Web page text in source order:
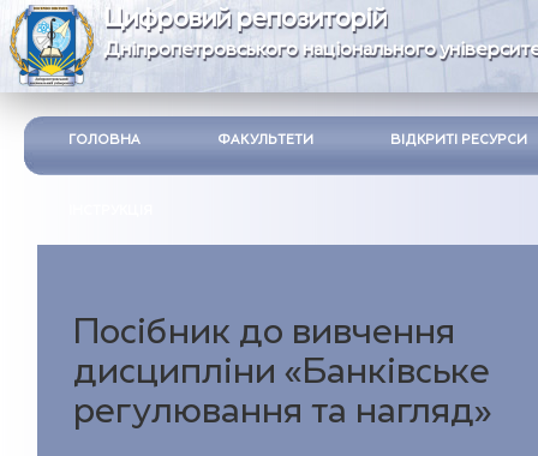
Цифровий репозиторій
Дніпропетровського національного
ГОЛОВНА ФАКУЛЬТЕТИ ВІДКРИТІ РЕСУРСИ
Посібник до вивчення
дисципліни «Банківське
регулювання та нагляд»